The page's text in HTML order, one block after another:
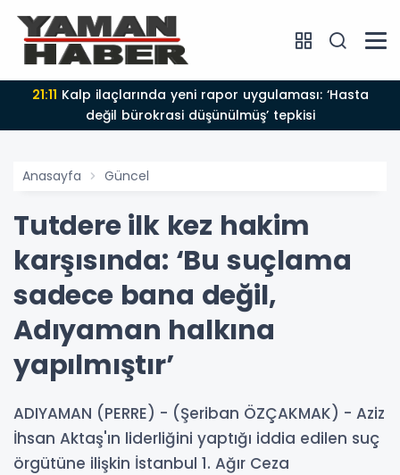
21:11
değil bürokrasi düşünülmüş’ tepkisi
Anasayfa Güncel
Tutdere ilk kez hakim
karşısında: ‘Bu suçlama
sadece bana değil,
Adıyaman halkına
yapılmıştır’
ADIYAMAN (PERRE) - (Şeriban ÖZÇAKMAK) - Aziz
İhsan Aktaş'ın liderliğini yaptığı iddia edilen suç
örgütüne ilişkin İstanbul 1. Ağır Ceza